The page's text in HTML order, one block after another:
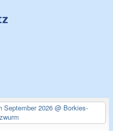
September 2026 @ Borkies-